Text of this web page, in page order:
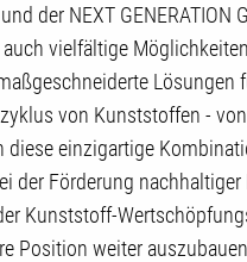
der NEXT GENERATION
vielfältige
Lösungen
von Kunststoffen -
diese einzigartige
der Förderung
Kunststoff-
Position weiter